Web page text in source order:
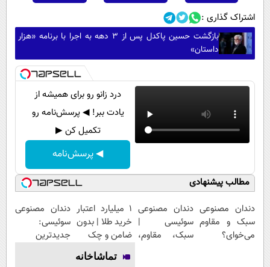
اشتراک گذاری :
بازگشت حسین پاکدل پس از ۳ دهه به اجرا با برنامه «هزار
داستان»
درد زانو رو برای همیشه از
یادت ببر! ◀ پرسش‌نامه رو
تکمیل کن ▶
◀ پرسش‌نامه
مطالب پیشنهادی
دندان مصنوعی
سبک و مقاوم
می‌خوای؟
دندان مصنوعی
سوئیسی |
سبک، مقاوم،
۱ میلیارد اعتبار
خرید طلا | بدون
ضامن و چک
دندان مصنوعی
سوئیسی:
جدیدترین
تماشاخانه